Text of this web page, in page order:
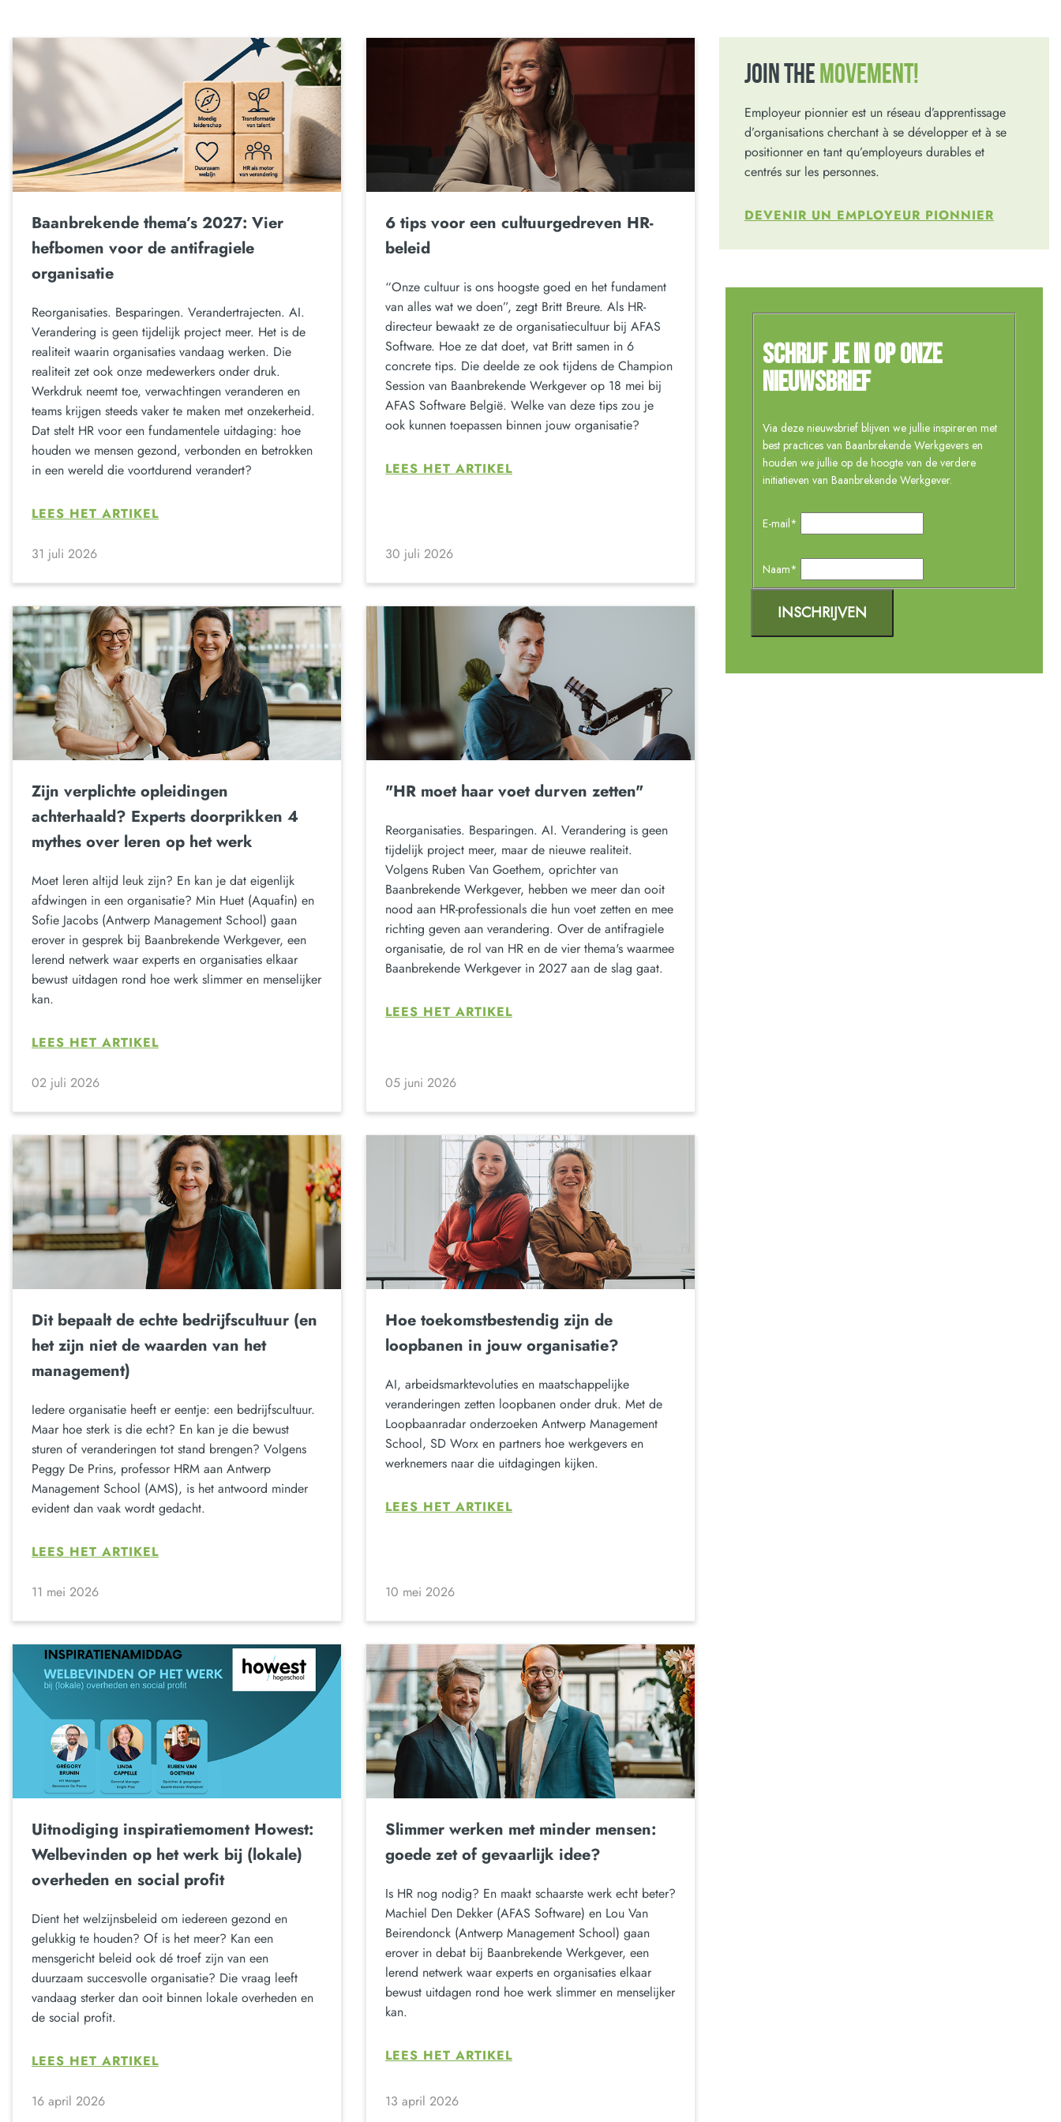
Baanbrekende thema’s 2027: Vier
hefbomen voor de antifragiele
organisatie
Reorganisaties. Besparingen. Verandertrajecten. AI.
Verandering is geen tijdelijk project meer. Het is de
realiteit waarin organisaties vandaag werken. Die
realiteit zet ook onze medewerkers onder druk.
Werkdruk neemt toe, verwachtingen veranderen en
teams krijgen steeds vaker te maken met onzekerheid.
Dat stelt HR voor een fundamentele uitdaging: hoe
houden we mensen gezond, verbonden en betrokken
in een wereld die voortdurend verandert?
LEES HET ARTIKEL
31 juli 2026
6 tips voor een cultuurgedreven HR-
beleid
“Onze cultuur is ons hoogste goed en het fundament
van alles wat we doen”, zegt Britt Breure. Als HR-
directeur bewaakt ze de organisatiecultuur bij AFAS
Software. Hoe ze dat doet, vat Britt samen in 6
concrete tips. Die deelde ze ook tijdens de Champion
Session van Baanbrekende Werkgever op 18 mei bij
AFAS Software België. Welke van deze tips zou je
ook kunnen toepassen binnen jouw organisatie?
LEES HET ARTIKEL
30 juli 2026
Zijn verplichte opleidingen
achterhaald? Experts doorprikken 4
mythes over leren op het werk
Moet leren altijd leuk zijn? En kan je dat eigenlijk
afdwingen in een organisatie? Min Huet (Aquafin) en
Sofie Jacobs (Antwerp Management School) gaan
erover in gesprek bij Baanbrekende Werkgever, een
lerend netwerk waar experts en organisaties elkaar
bewust uitdagen rond hoe werk slimmer en menselijker
kan.
LEES HET ARTIKEL
02 juli 2026
"HR moet haar voet durven zetten"
Reorganisaties. Besparingen. AI. Verandering is geen
tijdelijk project meer, maar de nieuwe realiteit.
Volgens Ruben Van Goethem, oprichter van
Baanbrekende Werkgever, hebben we meer dan ooit
nood aan HR-professionals die hun voet zetten en mee
richting geven aan verandering. Over de antifragiele
organisatie, de rol van HR en de vier thema's waarmee
Baanbrekende Werkgever in 2027 aan de slag gaat.
LEES HET ARTIKEL
05 juni 2026
Dit bepaalt de echte bedrijfscultuur (en
het zijn niet de waarden van het
management)
Iedere organisatie heeft er eentje: een bedrijfscultuur.
Maar hoe sterk is die echt? En kan je die bewust
sturen of veranderingen tot stand brengen? Volgens
Peggy De Prins, professor HRM aan Antwerp
Management School (AMS), is het antwoord minder
evident dan vaak wordt gedacht.
LEES HET ARTIKEL
11 mei 2026
Hoe toekomstbestendig zijn de
loopbanen in jouw organisatie?
AI, arbeidsmarktevoluties en maatschappelijke
veranderingen zetten loopbanen onder druk. Met de
Loopbaanradar onderzoeken Antwerp Management
School, SD Worx en partners hoe werkgevers en
werknemers naar die uitdagingen kijken.
LEES HET ARTIKEL
10 mei 2026
Uitnodiging inspiratiemoment Howest:
Welbevinden op het werk bij (lokale)
overheden en social profit
Dient het welzijnsbeleid om iedereen gezond en
gelukkig te houden? Of is het meer? Kan een
mensgericht beleid ook dé troef zijn van een
duurzaam succesvolle organisatie? Die vraag leeft
vandaag sterker dan ooit binnen lokale overheden en
de social profit.
LEES HET ARTIKEL
16 april 2026
Slimmer werken met minder mensen:
goede zet of gevaarlijk idee?
Is HR nog nodig? En maakt schaarste werk echt beter?
Machiel Den Dekker (AFAS Software) en Lou Van
Beirendonck (Antwerp Management School) gaan
erover in debat bij Baanbrekende Werkgever, een
lerend netwerk waar experts en organisaties elkaar
bewust uitdagen rond hoe werk slimmer en menselijker
kan.
LEES HET ARTIKEL
13 april 2026
JOIN THE MOVEMENT!
Employeur pionnier est un réseau d’apprentissage
d’organisations cherchant à se développer et à se
positionner en tant qu’employeurs durables et
centrés sur les personnes.
DEVENIR UN EMPLOYEUR PIONNIER